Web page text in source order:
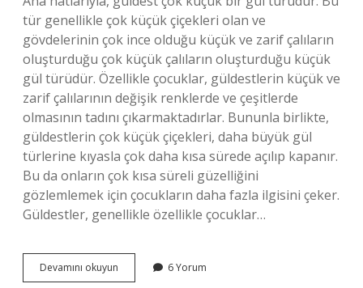
tür genellikle çok küçük çiçekleri olan ve
gövdelerinin çok ince olduğu küçük ve zarif çalıların
oluşturduğu çok küçük çalıların oluşturduğu küçük
gül türüdür. Özellikle çocuklar, güldestlerin küçük ve
zarif çalılarının değişik renklerde ve çeşitlerde
olmasının tadını çıkarmaktadırlar. Bununla birlikte,
güldestlerin çok küçük çiçekleri, daha büyük gül
türlerine kıyasla çok daha kısa sürede açılıp kapanır.
Bu da onların çok kısa süreli güzelliğini
gözlemlemek için çocukların daha fazla ilgisini çeker.
Güldestler, genellikle özellikle çocuklar…
Devamını okuyun
ne
6 Yorum